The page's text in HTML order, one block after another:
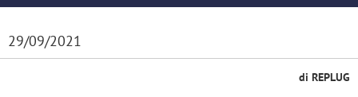
29/09/2021
di REPLUG